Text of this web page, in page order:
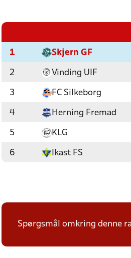
1 Skjern GF
2 Vinding UIF
3 FC Silkeborg
4 Herning Fremad
5 KLG
6 Ikast FS
Spørgsmål omkring denne